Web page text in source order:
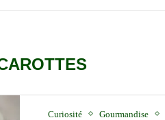
Curiosité Gourmandise